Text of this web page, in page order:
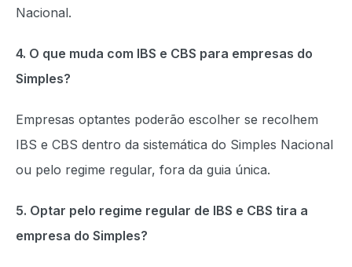
Nacional.
4. O que muda com IBS e CBS para empresas do
Simples?
Empresas optantes poderão escolher se recolhem
IBS e CBS dentro da sistemática do Simples Nacional
ou pelo regime regular, fora da guia única.
5. Optar pelo regime regular de IBS e CBS tira a
empresa do Simples?